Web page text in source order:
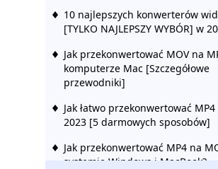
10 najlepszych konwerterów
[TYLKO NAJLEPSZY WYBÓR] w
Jak przekonwertować MOV na
komputerze Mac [Szczegółowe
przewodniki]
Jak łatwo przekonwertować MP4
2023 [5 darmowych sposobów]
Jak przekonwertować MP4 na
systemie Windows i MacBook?